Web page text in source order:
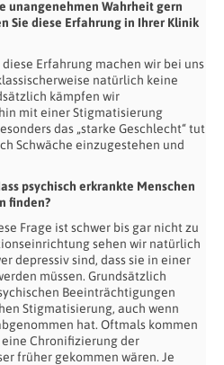
unangenehmen Wahrheit gern
Sie diese Erfahrung in Ihrer Klinik
Erfahrung machen wir bei uns
natürlich keine
kämpfen wir
mit einer Stigmatisierung
das „starke Geschlecht“ tut
Schwäche einzugestehen und
psychisch erkrankte Menschen
finden?
Frage ist schwer bis gar nicht zu
sehen wir natürlich
depressiv sind, dass sie in einer
müssen. Grundsätzlich
Beeinträchtigungen
Stigmatisierung, auch wenn
hat. Oftmals kommen
Chronifizierung der
früher gekommen wären. Je